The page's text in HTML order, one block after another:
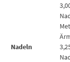
Nadeln